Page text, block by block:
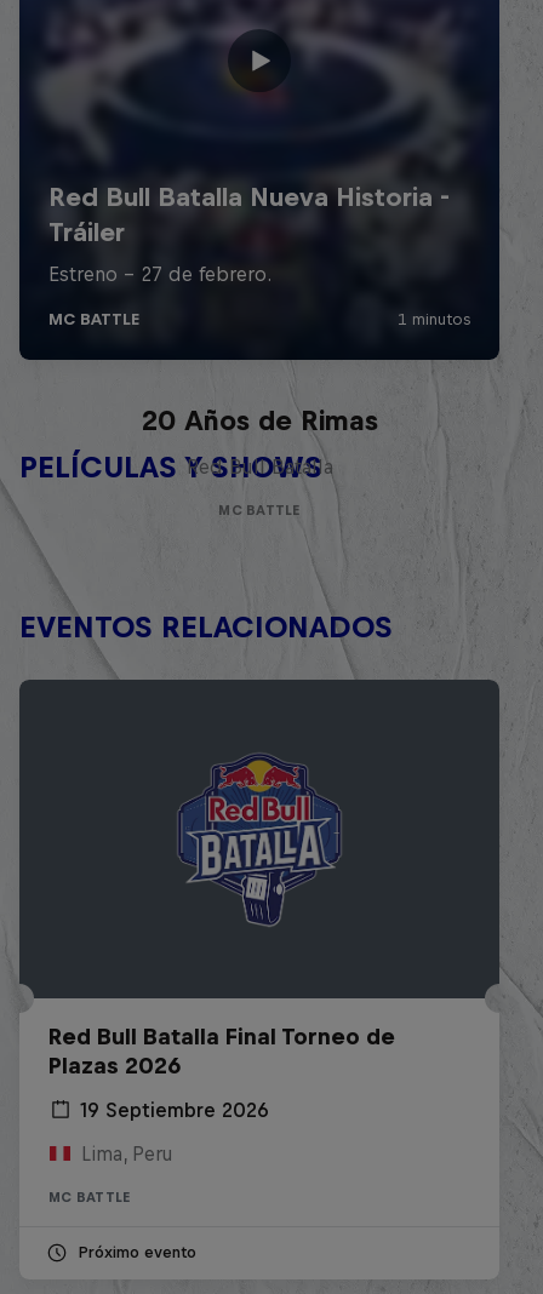
PELÍCULAS Y SHOWS
Red Bull Batalla Nueva Historia:
20 Años de Rimas
Red Bull Batalla
MC BATTLE
EVENTOS RELACIONADOS
Red Bull Batalla Final Torneo de
Plazas 2026
19 Septiembre 2026
Lima, Peru
MC BATTLE
Próximo evento